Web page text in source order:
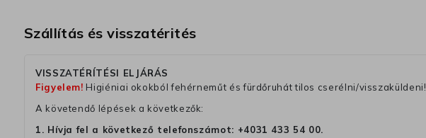
Szállítás és visszatérités
VISSZATÉRÍTÉSI ELJÁRÁS
Figyelem! Higiéniai okokból fehérneműt és fürdőruhát tilos cserélni/visszaküldeni!
A követendő lépések a következők:
1. Hívja fel a következő telefonszámot: +4031 433 54 00.